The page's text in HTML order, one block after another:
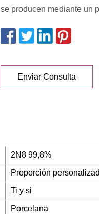
se producen mediante un
Enviar Consulta
2N8 99,8%
Proporción
Ti y si
Porcelana